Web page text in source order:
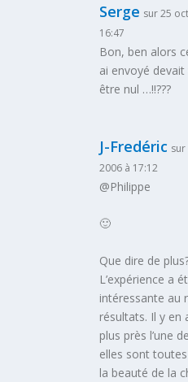
Serge sur 25
16:47
Bon, ben alors
ai envoyé
être nul …!!???
J-Fredéric
2006 à 17:12
@Philippe
🙂
Que dire de
L’expérience a
intéressante au
résultats. Il y en
plus près l’une
elles sont toutes
la beauté de la